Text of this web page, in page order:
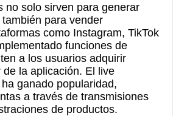
no solo sirven para generar
para vender
como Instagram, TikTok
funciones de
a los usuarios adquirir
la aplicación. El live
ganado popularidad,
a través de transmisiones
de productos.